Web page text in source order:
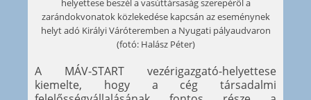
helyettese beszél a vasúttársaság szerepéről a
zarándokvonatok közlekedése kapcsán az eseménynek
helyt adó Királyi Váróteremben a Nyugati pályaudvaron
(fotó: Halász Péter)
A MÁV-START vezérigazgató-helyettese
kiemelte, hogy a cég társadalmi